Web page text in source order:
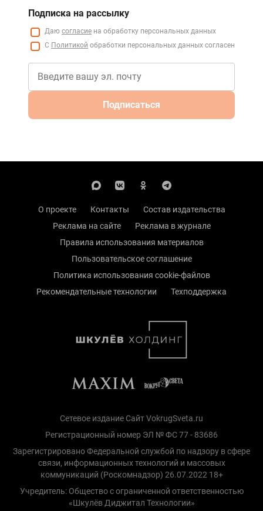
Подписка на рассылку
Даю согласие на обработку персональных данных
С Политикой обработки персональных данных согласен
Подписаться
О проекте Контакты
Состав издательства
Реклама на сайте
Реклама в журнале
Правила использования материалов
Пользовательское соглашение
Политика использования cookie-файлов
Рекомендательные технологии
Техподдержка
Сетевое издание Сайт VokrugSveta.ru
Регистрационный номер ЭЛ № ФС 77 - 83686
Зарегистрировано Федеральной службой по надзору в сфере
связи, информационных технологий и массовых
коммуникаций (Роскомнадзор) 26.07.2022 18+
Учредитель: Общество с ограниченной ответственностью
«Шкулёв Диджитал Технологии»